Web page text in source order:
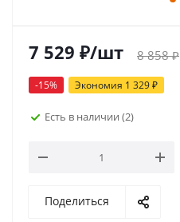
7 529 ₽/шт 8 858₽
-15% Экономия 1 329₽
Есть в наличии (2)
Поделиться